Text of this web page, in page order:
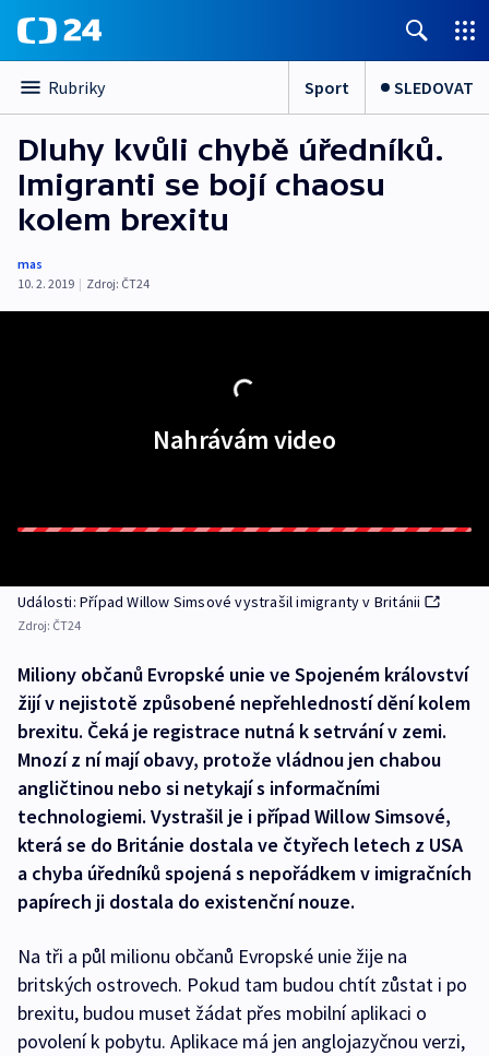
Rubriky Sport SLEDOVAT
Dluhy kvůli chybě úředníků.
Imigranti se bojí chaosu
kolem brexitu
mas
10. 2. 2019 | Zdroj: ČT24
Nahrávám video
Události: Případ Willow Simsové vystrašil imigranty v Británii
Zdroj: ČT24
Miliony občanů Evropské unie ve Spojeném království
žijí v nejistotě způsobené nepřehledností dění kolem
brexitu. Čeká je registrace nutná k setrvání v zemi.
Mnozí z ní mají obavy, protože vládnou jen chabou
angličtinou nebo si netykají s informačními
technologiemi. Vystrašil je i případ Willow Simsové,
která se do Británie dostala ve čtyřech letech z USA
a chyba úředníků spojená s nepořádkem v imigračních
papírech ji dostala do existenční nouze.
Na tři a půl milionu občanů Evropské unie žije na
britských ostrovech. Pokud tam budou chtít zůstat i po
brexitu, budou muset žádat přes mobilní aplikaci o
povolení k pobytu. Aplikace má jen anglojazyčnou verzi,